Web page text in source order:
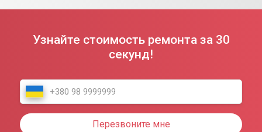
Узнайте стоимость ремонта за 30
секунд!
Перезвоните мне